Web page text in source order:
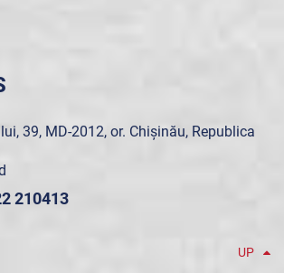
39, MD-2012, or. Chișinău, Republica
210413
UP